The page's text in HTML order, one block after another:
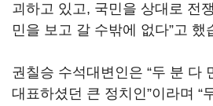
괴하고 있고, 국민을 상대로 전
민을 보고 갈 수밖에 없다”고 했
권칠승 수석대변인은 “두 분 다
대표하셨던 큰 정치인”이라며 “